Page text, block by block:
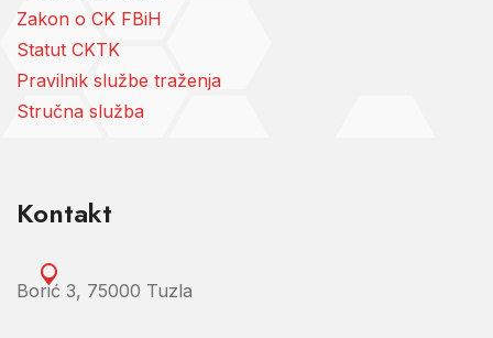
Zakon o CK FBiH
Statut CKTK
Pravilnik službe traženja
Stručna služba
Kontakt
Borić 3, 75000 Tuzla